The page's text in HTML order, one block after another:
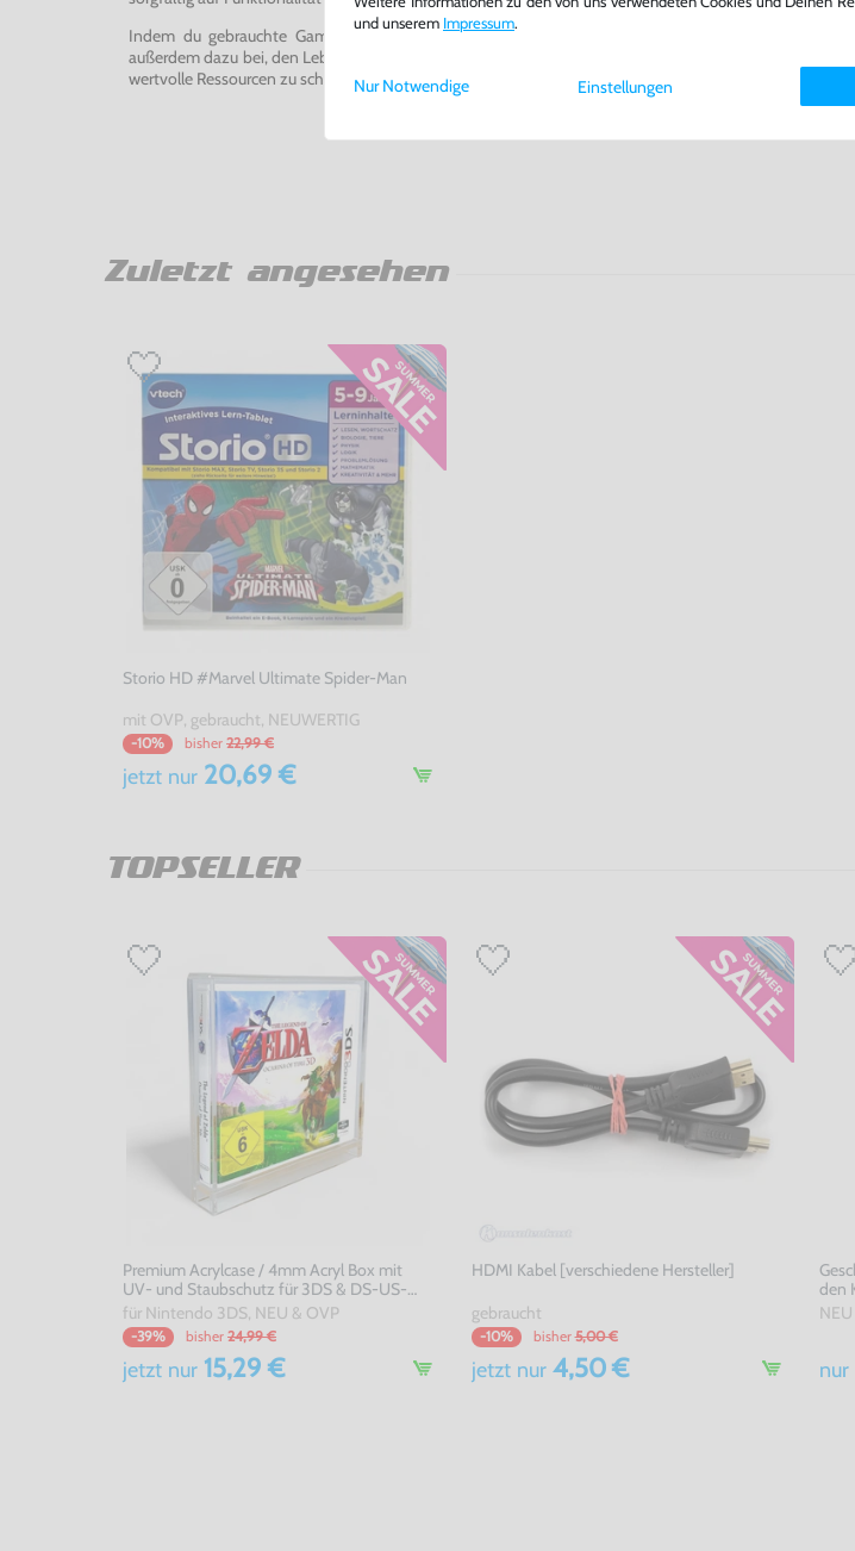
Indem du gebrauchte Games und Konsolen bei uns kaufst oder verkaufst, trägst du
außerdem dazu bei, den Lebenszyklus von Konsolen und Games zu verlängern und damit
wertvolle Ressourcen zu schonen und Abfall zu vermeiden.
Zuletzt angesehen
Storio HD #Marvel Ultimate Spider-Man
mit OVP, gebraucht, NEUWERTIG
-10% bisher 22,99 €
jetzt nur 20,69 €
TOPSELLER
Premium Acrylcase / 4mm Acryl Box mit
UV- und Staubschutz für 3DS & DS-US-
Version OVP's
für Nintendo 3DS, NEU & OVP
-39% bisher 24,99 €
jetzt nur 15,29 €
HDMI Kabel [verschiedene Hersteller]
gebraucht
-10% bisher 5,00 €
jetzt nur4,50 €
den
NEU
nur
und unserem Impressum.
Einstellungen
Nur Notwendige